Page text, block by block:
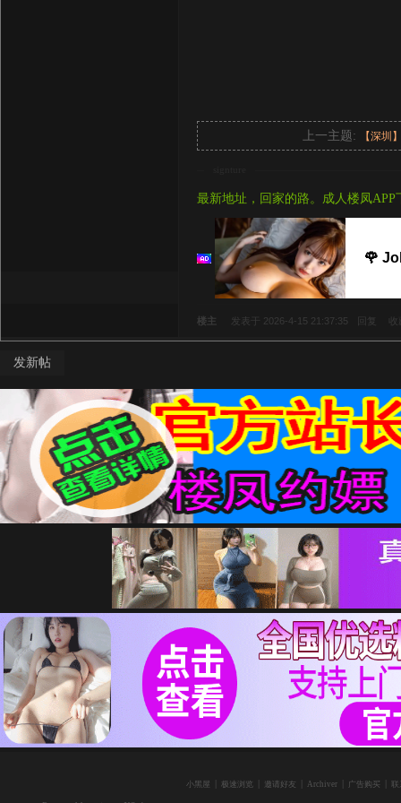
上一主题: 【深圳
最新地址，回家的路。成人楼凤APP
🌹
楼主 发表于 2026-4-15 21:37:35 回复
发新帖
小黑屋 极速浏览 邀请好友 Archiver 广告购买